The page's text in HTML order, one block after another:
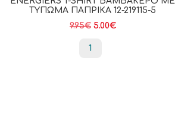
ΤΎΠΩΜΑ ΠΑΠΡΙΚΑ 12-219115-5
9.95€ 5.00€
1